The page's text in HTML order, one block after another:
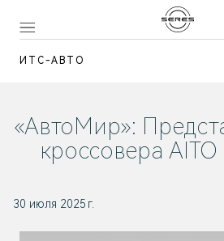
ИТС-АВТО
«АвтоМир»:
кроссовера AITO
30 июля 2025 г.